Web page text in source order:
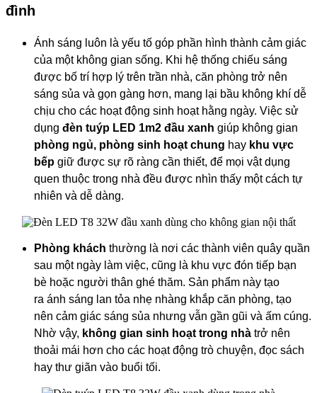
đình
Ánh sáng luôn là yếu tố góp phần hình thành cảm giác
của một không gian sống. Khi hệ thống chiếu sáng
được bố trí hợp lý trên trần nhà, căn phòng trở nên
sáng sủa và gọn gàng hơn, mang lại bầu không khí dễ
chịu cho các hoạt động sinh hoạt hằng ngày. Việc sử
dụng đèn tuýp LED 1m2 đầu xanh giúp không gian
phòng ngủ, phòng sinh hoạt chung hay khu vực
bếp giữ được sự rõ ràng cần thiết, để mọi vật dụng
quen thuộc trong nhà đều được nhìn thấy một cách tự
nhiên và dễ dàng.
Phòng khách thường là nơi các thành viên quây quần
sau một ngày làm việc, cũng là khu vực đón tiếp bạn
bè hoặc người thân ghé thăm. Sản phẩm này tạo
ra ánh sáng lan tỏa nhẹ nhàng khắp căn phòng, tạo
nên cảm giác sáng sủa nhưng vẫn gần gũi và ấm cúng.
Nhờ vậy, không gian sinh hoạt trong nhà trở nên
thoải mái hơn cho các hoạt động trò chuyện, đọc sách
hay thư giãn vào buổi tối.